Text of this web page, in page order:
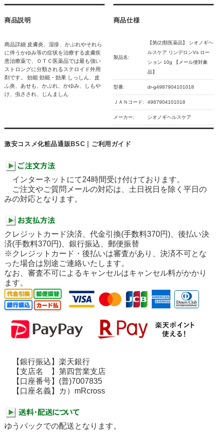
商品説明
商品詳細 皮膚炎、湿疹、かぶれやそれら
に伴うかゆみ等の症状を治療する皮膚疾
患治療薬で、ＯＴＣ医薬品では最も強い
ストロングに分類されるステロイド外用
剤です。 効能 効能・効果 しっしん、皮
ふ炎、あせも、かぶれ、かゆみ、しもや
け、虫さされ、じんましん
商品仕様
製品名:
【第(2)類医薬品】 シオノギヘ
ルスケア リンデロンVs ロー
ション 10g 【メール便対象
品】
型番: dr-g4987904101018
ＪＡＮコード: 4987904101018
メーカー: シオノギヘルスケア
激安コスメ化粧品通販BSC｜ご利用ガイド
インターネットにて24時間受け付けております。
ご注文やご質問メールの対応は、土日祝日を除く平日の
みの対応となります。
クレジットカード決済、代金引換(手数料370円)、後払い決
済(手数料370円)、銀行振込、郵便振替
※クレジットカード・後払いは審査があり、決済不可とな
った場合は別途ご連絡いたします。
なお、審査不可によるキャンセルはキャンセル料がかかり
ます。
【銀行振込】楽天銀行
【支店名 】第四営業支店
【口座番号】(普)7007835
【口座名義】カ）mRcross
ゆうパックでの配送となります。